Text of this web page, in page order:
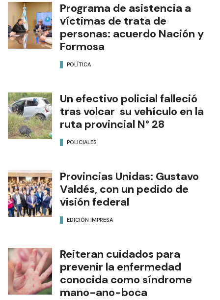
Programa de asistencia a
víctimas de trata de
personas: acuerdo Nación y
Formosa
POLÍTICA
Un efectivo policial falleció
tras volcar su vehículo en la
ruta provincial N° 28
POLICIALES
Provincias Unidas: Gustavo
Valdés, con un pedido de
visión federal
EDICIÓN IMPRESA
Reiteran cuidados para
prevenir la enfermedad
conocida como síndrome
mano-ano-boca